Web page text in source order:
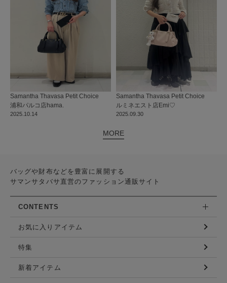
2025.10.14
Samantha Thavasa Petit Choice
浦和パルコ店hama.
2025.09.30
Samantha Thavasa Petit Choice
ルミネエスト店Emi♡
MORE
バッグや財布などを豊富に展開する
サマンサタバサ直営のファッション通販サイト
CONTENTS
お気に入りアイテム
特集
新着アイテム